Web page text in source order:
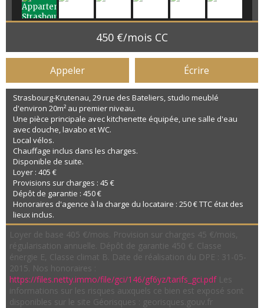
450 €/mois CC
Appeler Écrire
Strasbourg-Krutenau, 29 rue des Bateliers, studio meublé
d'environ 20m² au premier niveau.
Une pièce principale avec kitchenette équipée, une salle d'eau
avec douche, lavabo et WC.
Local vélos.
Chauffage inclus dans les charges.
Disponible de suite.
Loyer : 405 €
Provisions sur charges : 45 €
Dépôt de garantie : 450 €
Honoraires d'agence à la charge du locataire : 250 € TTC état des
lieux inclus.
Loyer de base 405 €/mois. Provision sur charges 45 €/mois,
régularisation annuelle. Dépôt de garantie 450 €. Classe
énergie E, Classe climat B. Date de réalisation du DPE : 31-05-
2015. Nos honoraires :
https://files.netty.immo/file/gci/146/gf6yz/tarifs_gci.pdfLes
informations sur les risques auxquels ce bien est exposé sont
disponibles sur le site Géorisques : georisques.gouv.fr